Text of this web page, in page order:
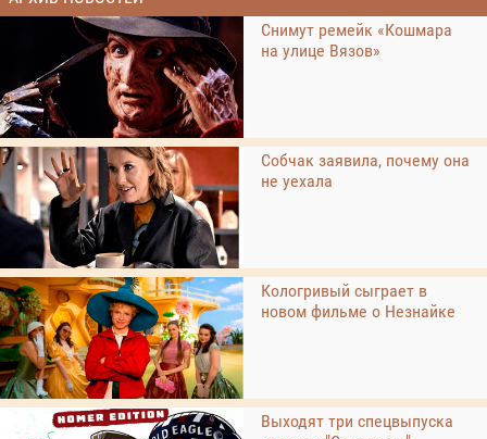
Снимут ремейк «Кошмара
на улице Вязов»
Собчак заявила, почему она
не уехала
Кологривый сыграет в
новом фильме о Незнайке
Выходят три спецвыпуска